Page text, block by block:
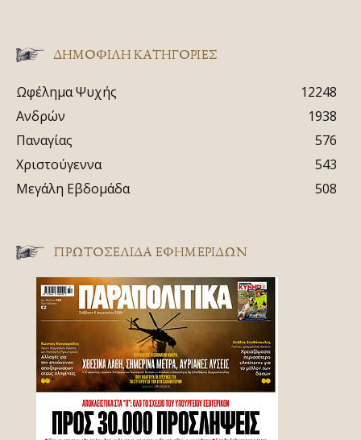
ΔΗΜΟΦΙΛΗ ΚΑΤΗΓΟΡΙΕΣ
Ωφέλημα Ψυχής
12248
Ανδρών
1938
Παναγίας
576
Χριστούγεννα
543
Μεγάλη Εβδομάδα
508
ΠΡΩΤΟΣΈΛΙΔΑ ΕΦΗΜΕΡΊΔΩΝ